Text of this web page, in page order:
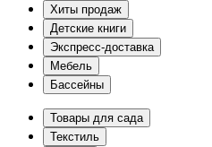
Хиты продаж
Детские книги
Экспресс-доставка
Мебель
Бассейны
Товары для сада
Текстиль